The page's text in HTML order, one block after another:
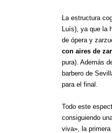
La estructura
Luís), ya que la
de ópera y
con aires de
pura). Además
barbero de
para el final.
Todo este
consiguiendo
viva», la primera